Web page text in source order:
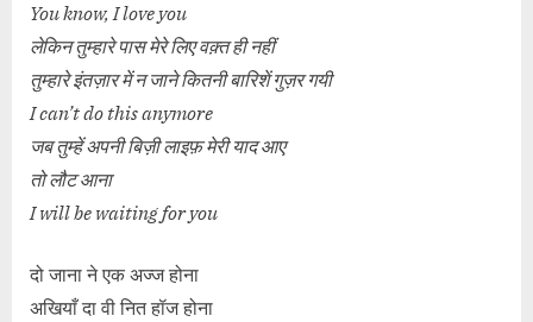
You know, I love you
लेकिन तुम्हारे पास मेरे लिए वक़्त ही नहीं
तुम्हारे इंतज़ार में न जाने कितनी बारिशें गुज़र गयी
I can’t do this anymore
जब तुम्हें अपनी बिज़ी लाइफ़ मेरी याद आए
तो लौट आना
I will be waiting for you
दो जाना ने एक अज्ज होना
अखियाँ दा वी नित हॉज होना